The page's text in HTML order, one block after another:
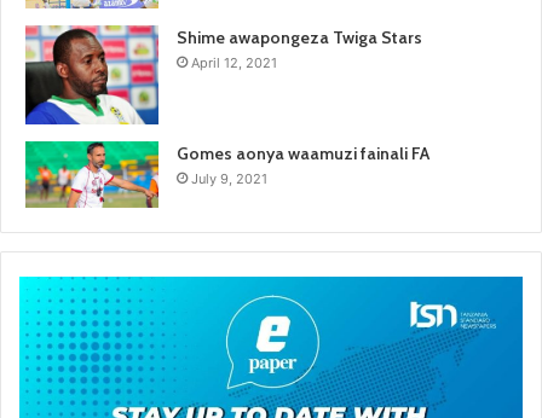
Shime awapongeza Twiga Stars
April 12, 2021
Gomes aonya waamuzi fainali FA
July 9, 2021